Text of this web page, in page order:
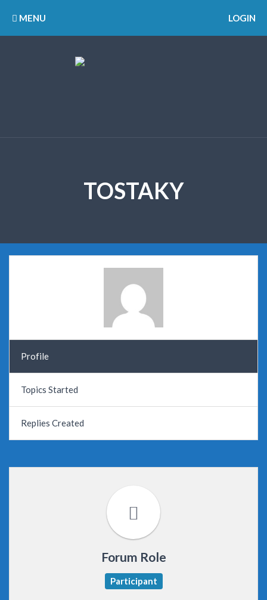
MENU LOGIN
TOSTAKY
Profile
Topics Started
Replies Created
Forum Role
Participant